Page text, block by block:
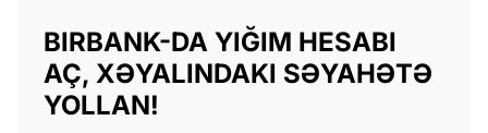
BIRBANK-DA YIĞIM HESABI
AÇ, XƏYALINDAKI SƏYAHƏTƏ
YOLLAN!